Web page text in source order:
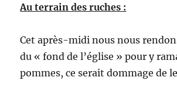
Au terrain des ruches :
Cet après-midi nous nous
du « fond de l’église » pour y
pommes, ce serait dommage de